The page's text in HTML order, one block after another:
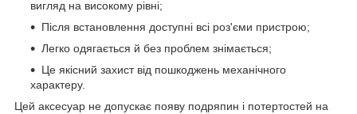
вигляд на високому рівні;
Після встановлення доступні всі роз'єми пристрою;
Легко одягається й без проблем знімається;
Це якісний захист від пошкоджень механічного
характеру.
Цей аксесуар не допускає появу подряпин і потертостей на